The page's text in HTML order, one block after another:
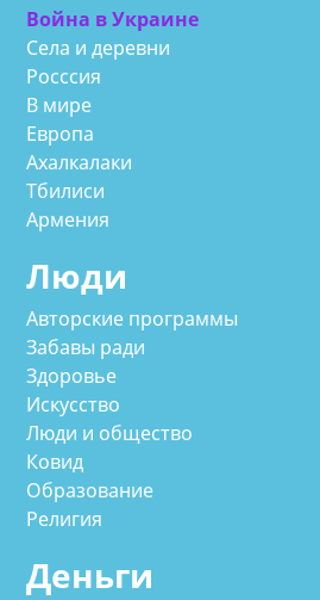
Война в Украине
Села и деревни
Росссия
В мире
Европа
Ахалкалаки
Тбилиси
Армения
Люди
Авторские программы
Забавы ради
Здоровье
Искусство
Люди и общество
Ковид
Образование
Религия
Деньги